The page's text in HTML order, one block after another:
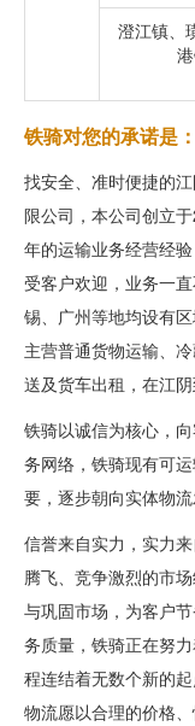
澄江镇、
铁骑对您的承诺是：
找安全、准时便捷的
限公司，本公司创立
年的运输业务经营经
受客户欢迎，业务一
锡、广州等地均设有
主营普通货物运输、
送及货车出租，在江
铁骑以诚信为核心，
务网络，铁骑现有可
要，逐步朝向实体物流
信誉来自实力，实力
腾飞、竞争激烈的市
与巩固市场，为客户
务质量，铁骑正在努
程连结着无数个新的
物流愿以合理的价格